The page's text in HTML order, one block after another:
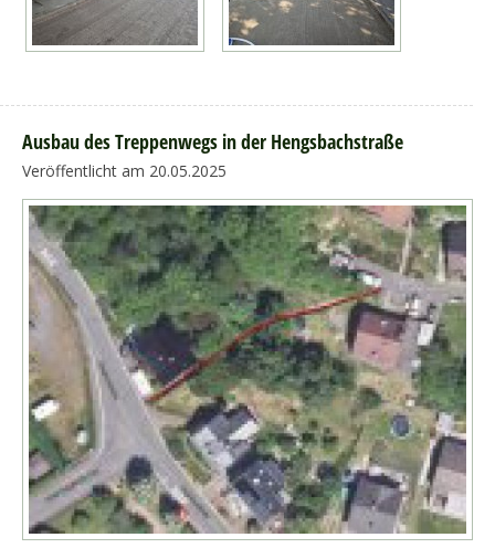
Ausbau des Treppenwegs in der Hengsbachstraße
Veröffentlicht am 20.05.2025